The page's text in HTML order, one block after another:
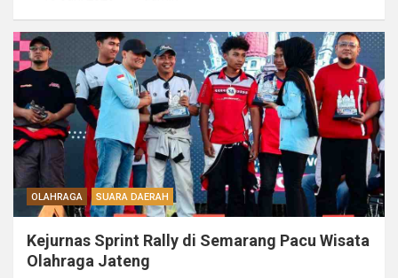
OLAHRAGA SUARA DAERAH
Kejurnas Sprint Rally di Semarang Pacu Wisata
Olahraga Jateng